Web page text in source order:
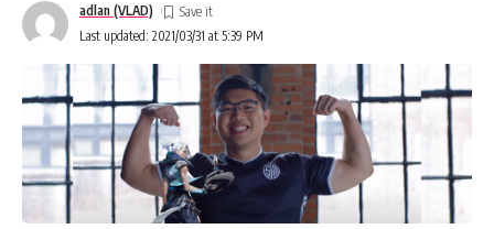
Last updated: 2021/03/31 at 5:39 PM
adlan (VLAD)